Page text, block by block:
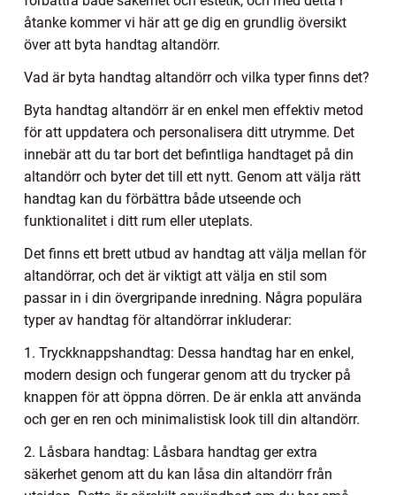
åtanke kommer vi här att ge dig en grundlig översikt
över att byta handtag altandörr.
Vad är byta handtag altandörr och vilka typer finns det?
Byta handtag altandörr är en enkel men effektiv metod
för att uppdatera och personalisera ditt utrymme. Det
innebär att du tar bort det befintliga handtaget på din
altandörr och byter det till ett nytt. Genom att välja rätt
handtag kan du förbättra både utseende och
funktionalitet i ditt rum eller uteplats.
Det finns ett brett utbud av handtag att välja mellan för
altandörrar, och det är viktigt att välja en stil som
passar in i din övergripande inredning. Några populära
typer av handtag för altandörrar inkluderar:
1. Tryckknappshandtag: Dessa handtag har en enkel,
modern design och fungerar genom att du trycker på
knappen för att öppna dörren. De är enkla att använda
och ger en ren och minimalistisk look till din altandörr.
2. Låsbara handtag: Låsbara handtag ger extra
säkerhet genom att du kan låsa din altandörr från